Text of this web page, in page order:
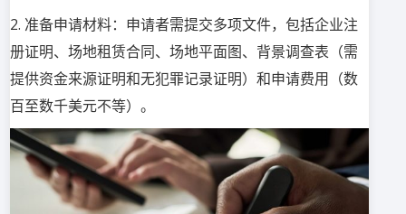
2. 准备申请材料：申请者需提交多项文件，包括企业注
册证明、场地租赁合同、场地平面图、背景调查表（需
提供资金来源证明和无犯罪记录证明）和申请费用（数
百至数千美元不等）。